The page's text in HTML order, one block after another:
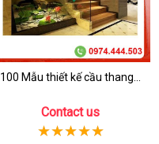
100 Mẫu thiết kế cầu thang...
Contact us